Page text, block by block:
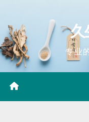
content
久
专业